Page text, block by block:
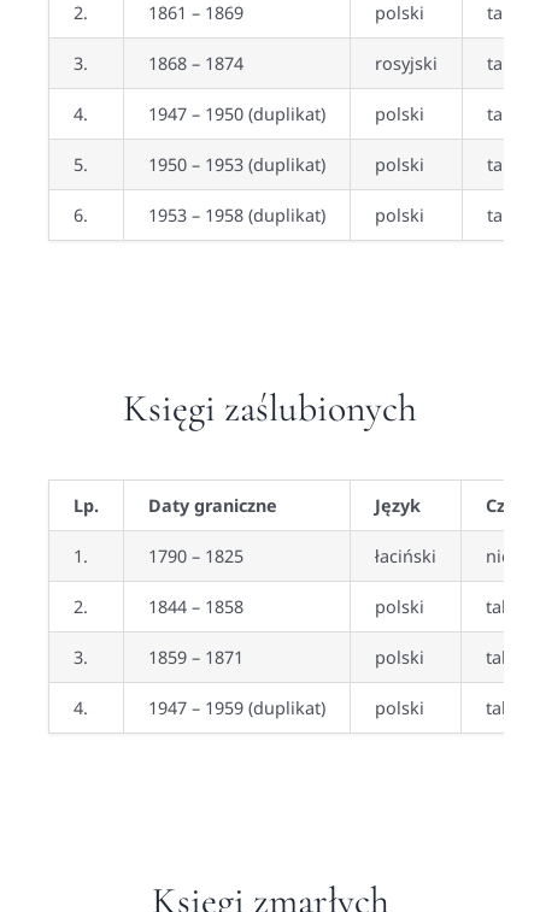
2. 1861 – 1869 polski tak
3. 1868 – 1874 rosyjski tak
4. 1947 – 1950 (duplikat) polski tak
5. 1950 – 1953 (duplikat) polski tak
6. 1953 – 1958 (duplikat) polski tak
Księgi zaślubionych
Lp. Daty graniczne Język Czy
1. 1790 – 1825 łaciński nie
2. 1844 – 1858 polski tak
3. 1859 – 1871 polski tak
4. 1947 – 1959 (duplikat) polski tak
Księgi zmarłych